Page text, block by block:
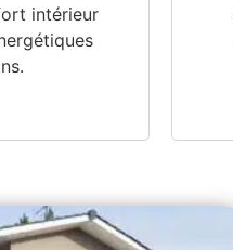
intérieur